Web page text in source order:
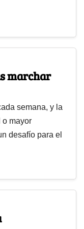
marchar
semana, y la
o mayor
desafío para el